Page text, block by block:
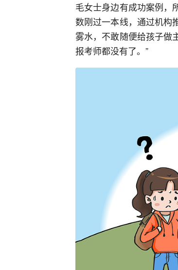
毛女士身边有成功案例，
数刚过一本线，通过机构
雾水，不敢随便给孩子做
报考师都没有了。”